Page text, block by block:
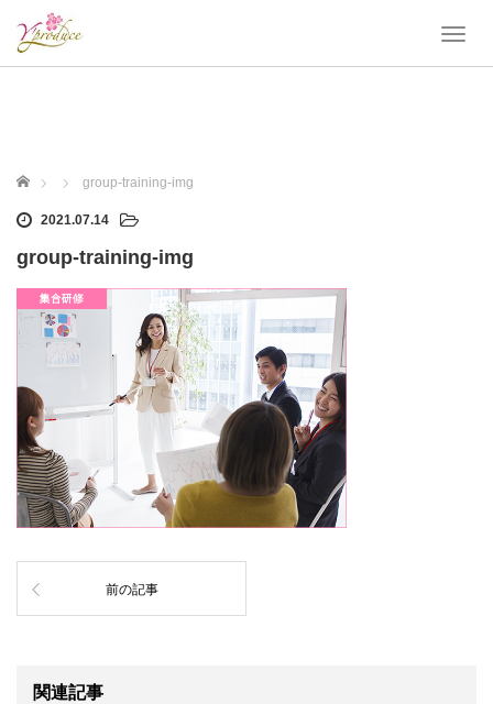
T
ホーム group-training-img
2021.07.14
group-training-img
前の記事
関連記事